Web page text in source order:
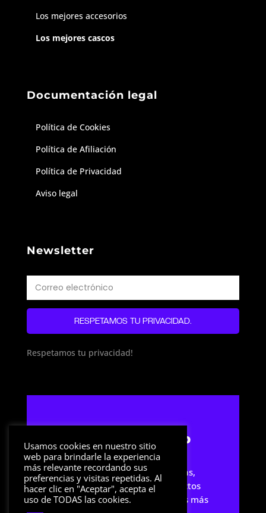
Los mejores accesorios
Los mejores cascos
Documentación legal
Política de Cookies
Política de Afiliación
Política de Privacidad
Aviso legal
Newsletter
RESPETAMOS TU PRIVACIDAD.
Respetamos tu privacidad!
Streamer Setup
Sitio web dedicado a noticias,
artículos y reviews de productos
relacionados con los streamers más
Usamos cookies en nuestro sitio
web para brindarle la experiencia
más relevante recordando sus
preferencias y visitas repetidas. Al
hacer clic en "Aceptar", acepta el
uso de TODAS las cookies.